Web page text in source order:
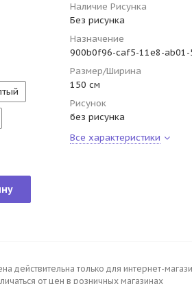
Наличие Рисунка
Без рисунка
Назначение
900b0f96-caf5-11e8-ab01-
Размер/Ширина
150 см
Рисунок
без рисунка
Все характеристики
действительна только для интернет-
от цен в розничных магазинах